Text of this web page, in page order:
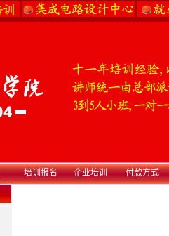
培训报名 企业培训 付款方式